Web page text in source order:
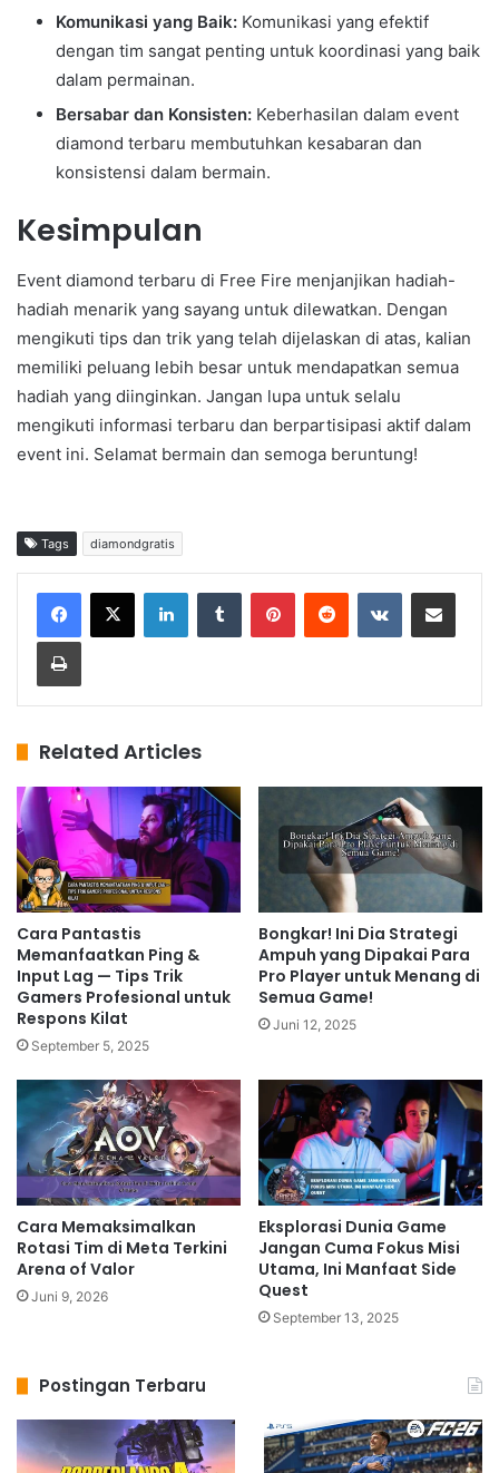
Komunikasi yang Baik: Komunikasi yang efektif
dengan tim sangat penting untuk koordinasi yang baik
dalam permainan.
Bersabar dan Konsisten: Keberhasilan dalam event
diamond terbaru membutuhkan kesabaran dan
konsistensi dalam bermain.
Kesimpulan
Event diamond terbaru di Free Fire menjanjikan hadiah-
hadiah menarik yang sayang untuk dilewatkan. Dengan
mengikuti tips dan trik yang telah dijelaskan di atas, kalian
memiliki peluang lebih besar untuk mendapatkan semua
hadiah yang diinginkan. Jangan lupa untuk selalu
mengikuti informasi terbaru dan berpartisipasi aktif dalam
event ini. Selamat bermain dan semoga beruntung!
Tags diamondgratis
Related Articles
Cara Pantastis
Memanfaatkan Ping &
Input Lag — Tips Trik
Gamers Profesional untuk
Respons Kilat
September 5, 2025
Bongkar! Ini Dia Strategi
Ampuh yang Dipakai Para
Pro Player untuk Menang di
Semua Game!
Juni 12, 2025
Cara Memaksimalkan
Rotasi Tim di Meta Terkini
Arena of Valor
Juni 9, 2026
Eksplorasi Dunia Game
Jangan Cuma Fokus Misi
Utama, Ini Manfaat Side
Quest
September 13, 2025
Postingan Terbaru